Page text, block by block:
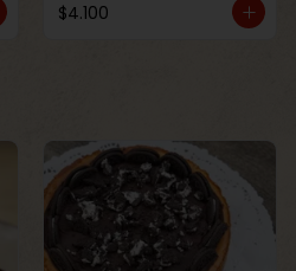
$4.100